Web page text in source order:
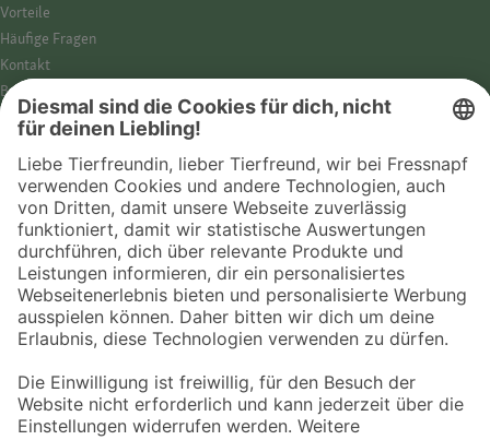
© 2026 Fressnapf Tiernahrungs GmbH
Vorteile
Häufige Fragen
Kontakt
Barrierefreiheit
Impressum
Datenschutz­hinweise
Cookies
AGB
Entdecke Fressnapf
Tierversicherung
GPS-Tracker
Fressnapf Salon
Online-Shop